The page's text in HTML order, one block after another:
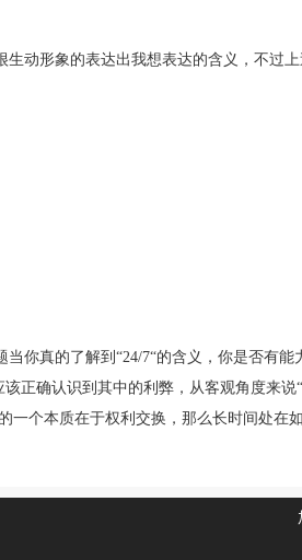
生动形象的表达出我想表达的含义，不过上
当你真的了解到“24/7“的含义，你是否有
正确认识到其中的利弊，从客观角度来
一个本质在于权利交换，那么长时间处在